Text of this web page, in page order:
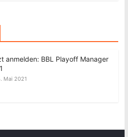
anmelden: BBL Playoff Manager
Mai 2021